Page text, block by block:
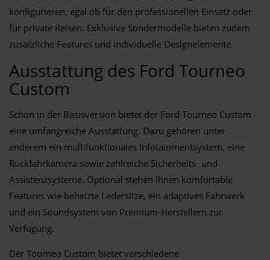
konfigurieren, egal ob für den professionellen Einsatz oder
für private Reisen. Exklusive Sondermodelle bieten zudem
zusätzliche Features und individuelle Designelemente.
Ausstattung des Ford Tourneo
Custom
Schon in der Basisversion bietet der Ford Tourneo Custom
eine umfangreiche Ausstattung. Dazu gehören unter
anderem ein multifunktionales Infotainmentsystem, eine
Rückfahrkamera sowie zahlreiche Sicherheits- und
Assistenzsysteme. Optional stehen Ihnen komfortable
Features wie beheizte Ledersitze, ein adaptives Fahrwerk
und ein Soundsystem von Premium-Herstellern zur
Verfügung.
Der Tourneo Custom bietet verschiedene